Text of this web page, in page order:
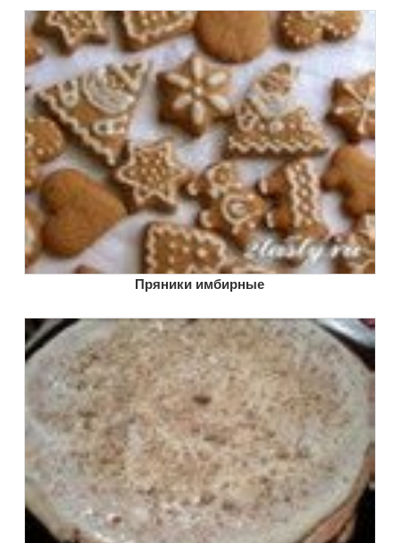
Пряники имбирные